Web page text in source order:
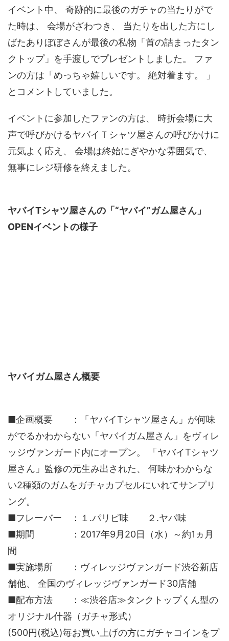
イベント中、 奇跡的に最後のガチャの当たりがで
た時は、 会場がざわつき、 当たりを出した方にし
ばたありぼぼさんが最後の私物「首の詰まったタン
クトップ」を手渡しでプレゼントしました。 ファ
ンの方は「めっちゃ嬉しいです。 絶対着ます。 」
とコメントしていました。
イベントに参加したファンの方は、 時折会場に大
声で呼びかけるヤバイＴシャツ屋さんの呼びかけに
元気よく応え、 会場は終始にぎやかな雰囲気で、
無事にレジ研修を終えました。
ヤバイTシャツ屋さんの「“ヤバイ”ガム屋さん」
OPENイベントの様子
ヤバイガム屋さん概要
■企画概要 ：「ヤバイTシャツ屋さん」が何味
がでるかわからない「ヤバイガム屋さん」をヴィレ
ッジヴァンガード内にオープン。 「ヤバイTシャツ
屋さん」監修の元生み出された、 何味かわからな
い2種類のガムをガチャカプセルにいれてサンプリ
ング。
■フレーバー ：１.パリピ味 ２.ヤバ味
■期間 ：2017年9月20日（水）～約1ヵ月
間
■実施場所 ：ヴィレッジヴァンガード渋谷新店
舗他、 全国のヴィレッジヴァンガード30店舗
■配布方法 ：≪渋谷店≫タンクトップくん型の
オリジナル什器（ガチャ形式）
(500円(税込)毎お買い上げの方にガチャコインをプ